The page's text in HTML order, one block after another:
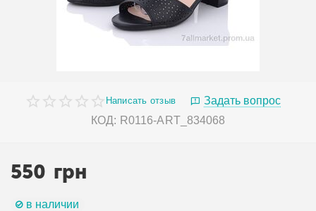
Написать отзыв
Задать вопрос
КОД: R0116-ART_834068
550 грн
в наличии